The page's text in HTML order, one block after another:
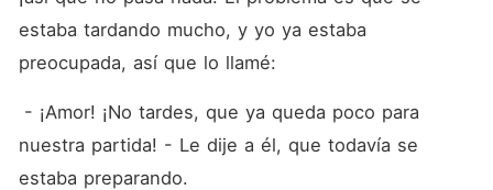
estaba tardando mucho, y yo ya estaba
preocupada, así que lo llamé:
nuestra partida! - Le dije a él, que todavía se
estaba preparando.